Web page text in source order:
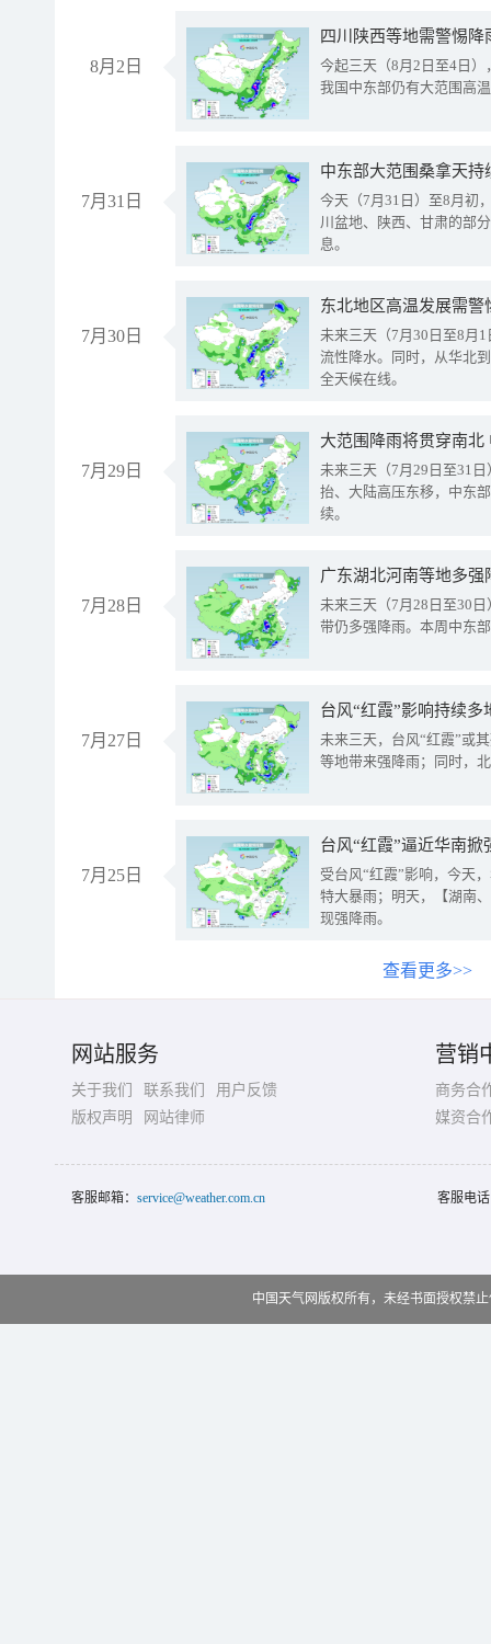
8月2日
今起三天（8月2日至4日
我国中东部仍有大范围高
7月31日
中东部大范围桑拿天
今天（7月31日）至8月初
川盆地、陕西、甘肃的部
息。
7月30日
东北地区高温发展需
未来三天（7月30日至8月
流性降水。同时，从华北
全天候在线。
7月29日
大范围降雨将贯穿南
未来三天（7月29日至31
抬、大陆高压东移，中东
续。
7月28日
广东湖北河南等地多
未来三天（7月28日至30
带仍多强降雨。本周中东
7月27日
台风“红霞”影响持续
未来三天，台风“红霞”或
等地带来强降雨；同时，
7月25日
台风“红霞”逼近华南
受台风“红霞”影响，今天
特大暴雨；明天，【湖南
现强降雨。
查看更多>>
网站服务
关于我们 联系我们
用户反馈
版权声明
网站律师
营销
商务合
媒资合
客服邮箱： service@weather.com.cn 客服电
中国天气网版权所有，未经书面授权